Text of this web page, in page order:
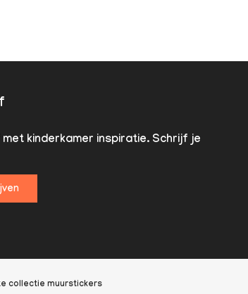
kinderkamer inspiratie. Schrijf je
collectie muurstickers